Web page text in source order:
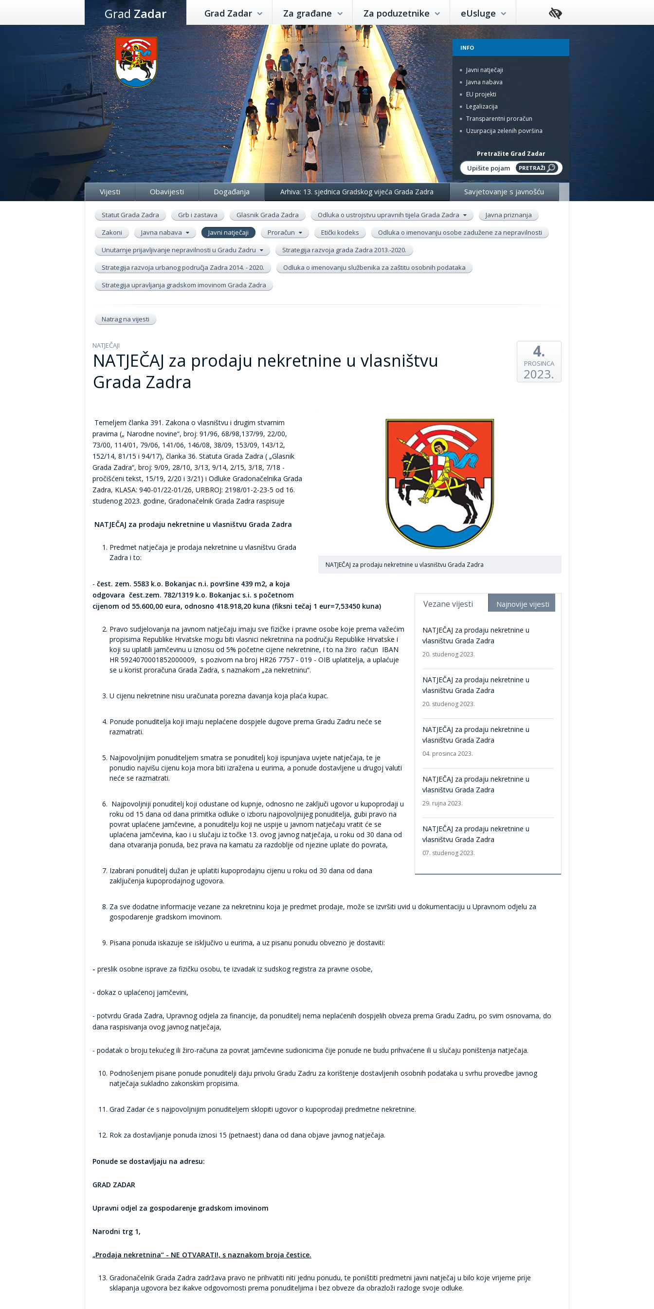
Preskoči
na
sadržaj
GradZadar Grad Zadar Za građane Za poduzetnike eUsluge
INFO
Javni natječaji
Javna nabava
EU projekti
Legalizacija
Transparentni proračun
Uzurpacija zelenih površina
Pretražite Grad Zadar
Vijesti Obavijesti Događanja Arhiva: 13. sjednica Gradskog vijeća Grada Zadra Savjetovanje s javnošću
Statut Grada Zadra Grb i zastava Glasnik Grada Zadra Odluka o ustrojstvu upravnih tijela Grada Zadra
Javna priznanja
Zakoni
Javna nabava Javni natječaji Proračun Etički kodeks
Odluka o imenovanju osobe zadužene za nepravilnosti
Unutarnje prijavljivanje nepravilnosti u Gradu Zadru
Strategija razvoja grada Zadra 2013.-2020.
Strategija razvoja urbanog područja Zadra 2014. - 2020.
Odluka o imenovanju službenika za zaštitu osobnih podataka
Strategija upravljanja gradskom imovinom Grada Zadra
Natrag na vijesti
NATJEČAJI
NATJEČAJ za prodaju nekretnine u vlasništvu
Grada Zadra
4.
PROSINCA
2023.
NATJEČAJ za prodaju nekretnine u vlasništvu Grada Zadra
Vezane vijesti Najnovije vijesti
NATJEČAJ za prodaju nekretnine u
vlasništvu Grada Zadra
20. studenog 2023.
NATJEČAJ za prodaju nekretnine u
vlasništvu Grada Zadra
20. studenog 2023.
NATJEČAJ za prodaju nekretnine u
vlasništvu Grada Zadra
04. prosinca 2023.
NATJEČAJ za prodaju nekretnine u
vlasništvu Grada Zadra
29. rujna 2023.
NATJEČAJ za prodaju nekretnine u
vlasništvu Grada Zadra
07. studenog 2023.
Temeljem članka 391. Zakona o vlasništvu i drugim stvarnim
pravima („ Narodne novine“, broj: 91/96, 68/98,137/99, 22/00,
73/00, 114/01, 79/06, 141/06, 146/08, 38/09, 153/09, 143/12,
152/14, 81/15 i 94/17), članka 36. Statuta Grada Zadra ( „Glasnik
Grada Zadra“, broj: 9/09, 28/10, 3/13, 9/14, 2/15, 3/18, 7/18 -
pročišćeni tekst, 15/19, 2/20 i 3/21) i Odluke Gradonačelnika Grada
Zadra, KLASA: 940-01/22-01/26, URBROJ: 2198/01-2-23-5 od 16.
studenog 2023. godine, Gradonačelnik Grada Zadra raspisuje
NATJEČAJ za prodaju nekretnine u vlasništvu Grada Zadra
Predmet natječaja je prodaja nekretnine u vlasništvu Grada
Zadra i to:
- čest. zem. 5583 k.o. Bokanjac n.i. površine 439 m2, a koja
odgovara čest.zem. 782/1319 k.o. Bokanjac s.i. s početnom
cijenom od 55.600,00 eura, odnosno 418.918,20 kuna (fiksni tečaj 1 eur=7,53450 kuna)
Pravo sudjelovanja na javnom natječaju imaju sve fizičke i pravne osobe koje prema važećim
propisima Republike Hrvatske mogu biti vlasnici nekretnina na području Republike Hrvatske i
koji su uplatili jamčevinu u iznosu od 5% početne cijene nekretnine, i to na žiro račun IBAN
HR 5924070001852000009, s pozivom na broj HR26 7757 - 019 - OIB uplatitelja, a uplaćuje
se u korist proračuna Grada Zadra, s naznakom „za nekretninu“.
U cijenu nekretnine nisu uračunata porezna davanja koja plaća kupac.
Ponude ponuditelja koji imaju neplaćene dospjele dugove prema Gradu Zadru neće se
razmatrati.
Najpovoljnijim ponuditeljem smatra se ponuditelj koji ispunjava uvjete natječaja, te je
ponudio najvišu cijenu koja mora biti izražena u eurima, a ponude dostavljene u drugoj valuti
neće se razmatrati.
Najpovoljniji ponuditelj koji odustane od kupnje, odnosno ne zaključi ugovor u kupoprodaji u
roku od 15 dana od dana primitka odluke o izboru najpovoljnijeg ponuditelja, gubi pravo na
povrat uplaćene jamčevine, a ponuditelju koji ne uspije u javnom natječaju vratit će se
uplaćena jamčevina, kao i u slučaju iz točke 13. ovog javnog natječaja, u roku od 30 dana od
dana otvaranja ponuda, bez prava na kamatu za razdoblje od njezine uplate do povrata,
Izabrani ponuditelj dužan je uplatiti kupoprodajnu cijenu u roku od 30 dana od dana
zaključenja kupoprodajnog ugovora.
Za sve dodatne informacije vezane za nekretninu koja je predmet prodaje, može se izvršiti uvid u dokumentaciju u Upravnom odjelu za
gospodarenje gradskom imovinom.
Pisana ponuda iskazuje se isključivo u eurima, a uz pisanu ponudu obvezno je dostaviti:
- preslik osobne isprave za fizičku osobu, te izvadak iz sudskog registra za pravne osobe,
- dokaz o uplaćenoj jamčevini,
- potvrdu Grada Zadra, Upravnog odjela za financije, da ponuditelj nema neplaćenih dospjelih obveza prema Gradu Zadru, po svim osnovama, do
dana raspisivanja ovog javnog natječaja,
- podatak o broju tekućeg ili žiro-računa za povrat jamčevine sudionicima čije ponude ne budu prihvaćene ili u slučaju poništenja natječaja.
Podnošenjem pisane ponude ponuditelji daju privolu Gradu Zadru za korištenje dostavljenih osobnih podataka u svrhu provedbe javnog
natječaja sukladno zakonskim propisima.
Grad Zadar će s najpovoljnijim ponuditeljem sklopiti ugovor o kupoprodaji predmetne nekretnine.
Rok za dostavljanje ponuda iznosi 15 (petnaest) dana od dana objave javnog natječaja.
Ponude se dostavljaju na adresu:
GRAD ZADAR
Upravni odjel za gospodarenje gradskom imovinom
Narodni trg 1,
„Prodaja nekretnina“ - NE OTVARATI!, s naznakom broja čestice.
Gradonačelnik Grada Zadra zadržava pravo ne prihvatiti niti jednu ponudu, te poništiti predmetni javni natječaj u bilo koje vrijeme prije
sklapanja ugovora bez ikakve odgovornosti prema ponuditeljima i bez obveze da obrazloži razloge svoje odluke.